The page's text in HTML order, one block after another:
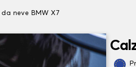
neve BMW X7